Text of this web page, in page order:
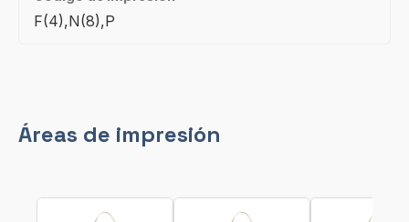
F(4),N(8),P
Áreas de impresión